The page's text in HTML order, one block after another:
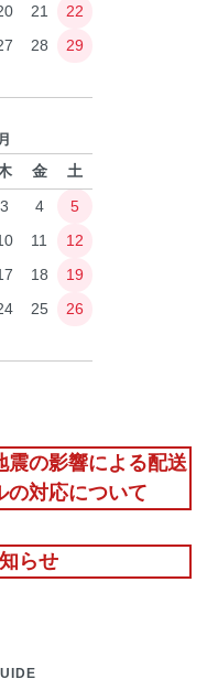
21
22
28
29
金
土
3 4
5
11
12
18
19
25
26
震の影響による配送
の対応について
らせ